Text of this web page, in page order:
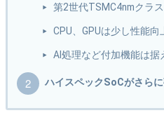
第2世代TSMC4nmクラ
CPU、GPUは少し性能
AI処理など付加機能は据
ハイスペックSoCがさら